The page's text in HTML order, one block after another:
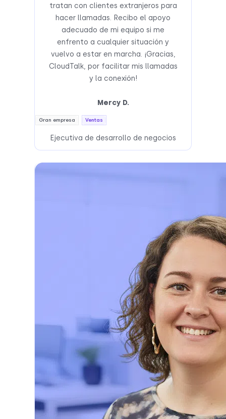
tratan con clientes extranjeros para
hacer llamadas. Recibo el apoyo
adecuado de mi equipo si me
enfrento a cualquier situación y
vuelvo a estar en marcha. ¡Gracias,
CloudTalk, por facilitar mis llamadas
y la conexión!
Mercy D.
Gran empresa Ventas
Ejecutiva de desarrollo de negocios